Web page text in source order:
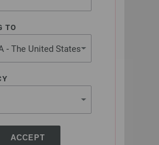
TO
- The United States
ACCEPT